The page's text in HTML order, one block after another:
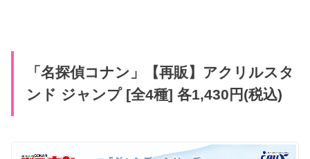
「名探偵コナン」【再販】アクリルスタ
ンド ジャンプ [全4種] 各1,430円(税込)